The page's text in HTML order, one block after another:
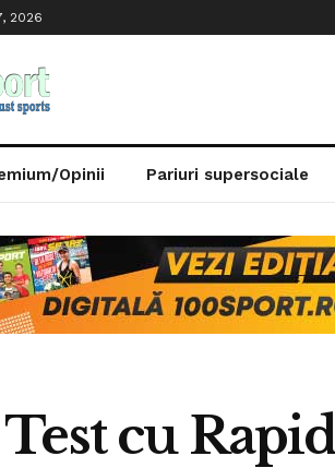
2026
Opinii Pariuri supersociale
cu